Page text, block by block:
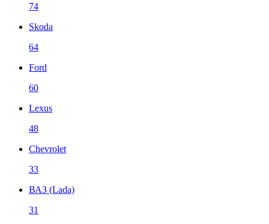
74
Skoda
64
Ford
60
Lexus
48
Chevrolet
33
ВАЗ (Lada)
31